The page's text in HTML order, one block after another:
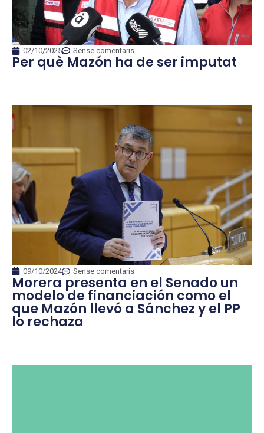
02/10/2025 Sense comentaris
Per què Mazón ha de ser imputat
09/10/2024 Sense comentaris
Morera presenta en el Senado un
modelo de financiación como el
que Mazón llevó a Sánchez y el PP
lo rechaza